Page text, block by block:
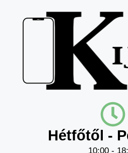
Hétfőtől -
10:00 -